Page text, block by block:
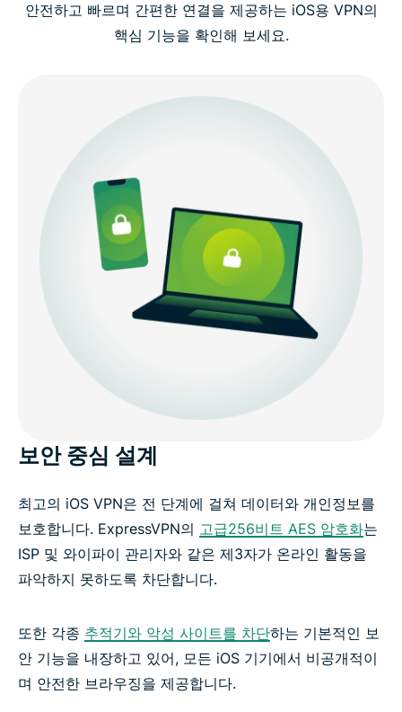
안전하고 빠르며 간편한 연결을 제공하는 iOS용 VPN의
핵심 기능을 확인해 보세요.
보안 중심 설계
최고의 iOS VPN은 전 단계에 걸쳐 데이터와 개인정보를
보호합니다. ExpressVPN의 고급256비트 AES 암호화는
ISP 및 와이파이 관리자와 같은 제3자가 온라인 활동을
파악하지 못하도록 차단합니다.
또한 각종 추적기와 악성 사이트를 차단하는 기본적인 보
안 기능을 내장하고 있어, 모든 iOS 기기에서 비공개적이
며 안전한 브라우징을 제공합니다.